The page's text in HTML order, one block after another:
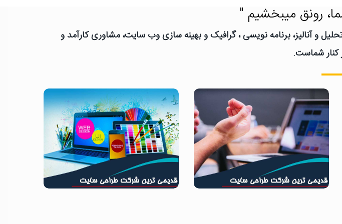
رونق میبخشیم "
و آنالیز، برنامه نویسی ، گرافیک و بهینه سازی وب سایت، مشاوری کارآمد و
کنار شماست.